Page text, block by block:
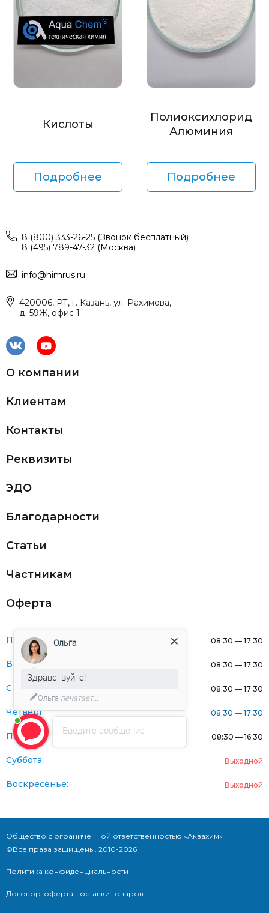
Кислоты
Подробнее
Полиоксихлорид
Алюминия
Подробнее
8 (800) 333-26-25 (Звонок бесплатный)
8 (495) 789-47-32 (Москва)
info@himrus.ru
420006, РТ, г. Казань, ул. Рахимова,
д. 59Ж, офис 1
О компании
Клиентам
Контакты
Реквизиты
ЭДО
Благодарности
Статьи
Частникам
Оферта
Понедельник: 08:30 — 17:30
Вторник: 08:30 — 17:30
Среда: 08:30 — 17:30
Четверг: 08:30 — 17:30
Пятница: 08:30 — 16:30
Суббота: Выходной
Воскресенье: Выходной
Общество с ограниченной ответственностью «Аквахим»
©Все права защищены. 2010-2026
Политика конфиденциальности
Договор-оферта поставки товаров
Введите сообщение
Ольга
Здравствуйте!
Ольга печатает...